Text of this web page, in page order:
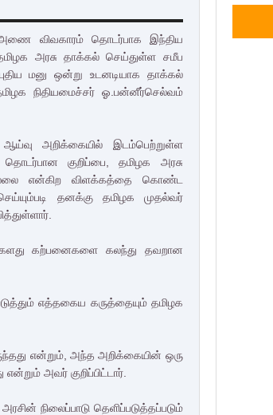
அணை விவகாரம் தொடர்பாக இந்திய
அரசு தாக்கல் செய்துள்ள சமீப
புதிய மனு ஒன்று உடனடியாக தாக்கல்
நிதியமைச்சர் ஓ.பன்னீர்செல்வம்
ஆய்வு அறிக்கையில் இடம்பெற்றுள்ள
தொடர்பான குறிப்பை, தமிழக அரசு
என்கிற விளக்கத்தை கொண்ட
தனக்கு தமிழக முதல்வர்
கற்பனைகளை கலந்து தவறான
எத்தகைய கருத்தையும் தமிழக
என்றும், அந்த அறிக்கையின் ஒரு
அவர் குறிப்பிட்டார்.
நிலைப்பாடு தெளிப்படுத்தப்படும்